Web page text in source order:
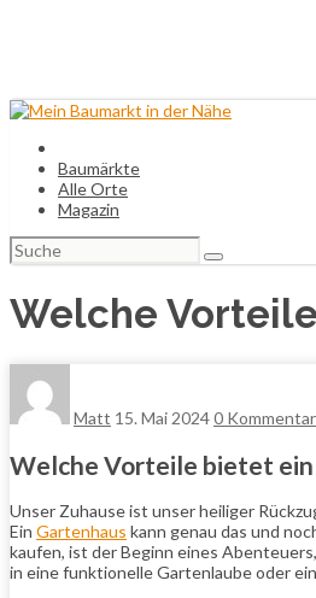
Baumärkte
Alle Orte
Magazin
Suchen
nach:
Welche
Matt 15. Mai 20240
Welche Vorteile bietet ein
Unser Zuhause ist unser heiliger
Ein Gartenhaus kann genau das und
kaufen, ist der Beginn eines
in eine funktionelle Gartenlaube oder